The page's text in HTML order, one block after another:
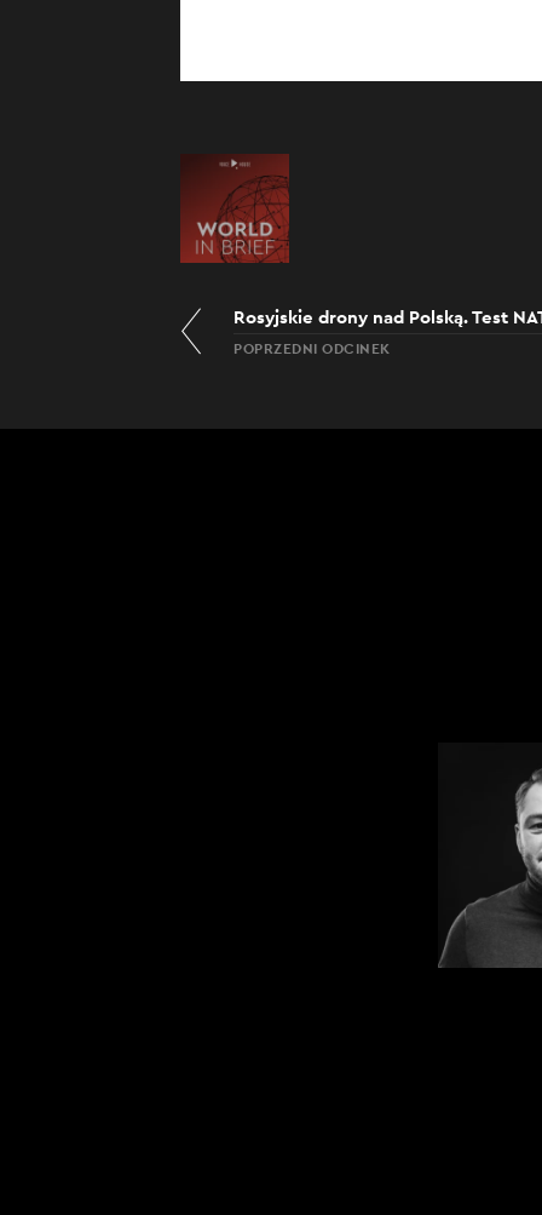
Rosyjskie drony nad Polską. Test
POPRZEDNI ODCINEK